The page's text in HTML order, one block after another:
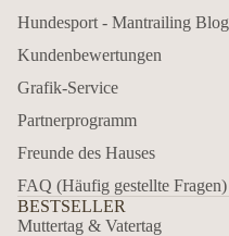
Hundesport - Mantrailing Blog
Kundenbewertungen
Grafik-Service
Partnerprogramm
Freunde des Hauses
FAQ (Häufig gestellte Fragen)
BESTSELLER
Muttertag & Vatertag